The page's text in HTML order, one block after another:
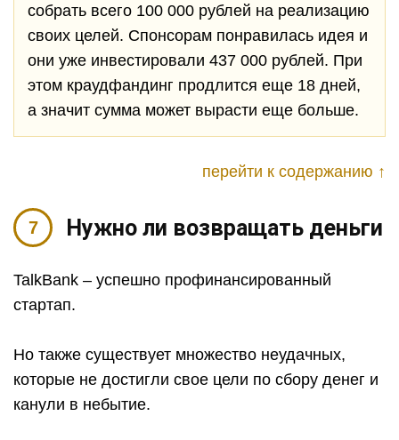
собрать всего 100 000 рублей на реализацию
своих целей. Спонсорам понравилась идея и
они уже инвестировали 437 000 рублей. При
этом краудфандинг продлится еще 18 дней,
а значит сумма может вырасти еще больше.
перейти к содержанию ↑
Нужно ли возвращать деньги
TalkBank – успешно профинансированный
стартап.
Но также существует множество неудачных,
которые не достигли свое цели по сбору денег и
канули в небытие.